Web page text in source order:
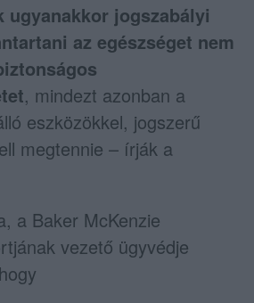
ugyanakkor jogszabályi
az egészséget nem
, mindezt azonban a
eszközökkel, jogszerű
megtennie – írják a
a Baker McKenzie
vezető ügyvédje